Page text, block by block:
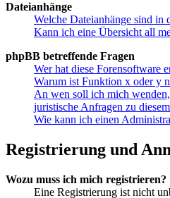
Dateianhänge
Welche Dateianhänge sind in
Kann ich eine Übersicht all
phpBB betreffende Fragen
Wer hat diese Forensoftware
Warum ist Funktion x oder y
An wen soll ich mich
juristische Anfragen zu
Wie kann ich einen
Registrierung und
Wozu muss ich mich registrieren?
Eine Registrierung ist nicht